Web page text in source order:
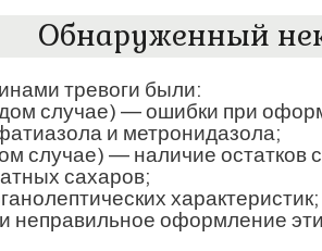
Обнаруженный
тревоги были:
случае) — ошибки при
и метронидазола;
случае) — наличие остатков
сахаров;
характеристик;
неправильное оформление